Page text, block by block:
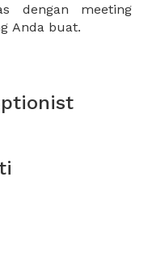
Anda buat.